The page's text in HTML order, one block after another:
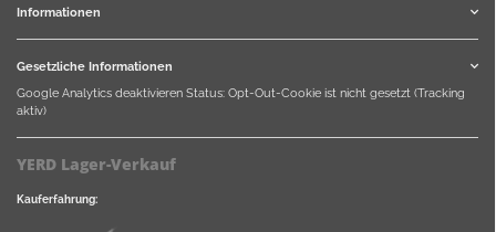
Informationen
Gesetzliche Informationen
Google Analytics deaktivieren Status: Opt-Out-Cookie ist nicht gesetzt (Tracking
aktiv)
YERD Lager-Verkauf
Kauferfahrung: